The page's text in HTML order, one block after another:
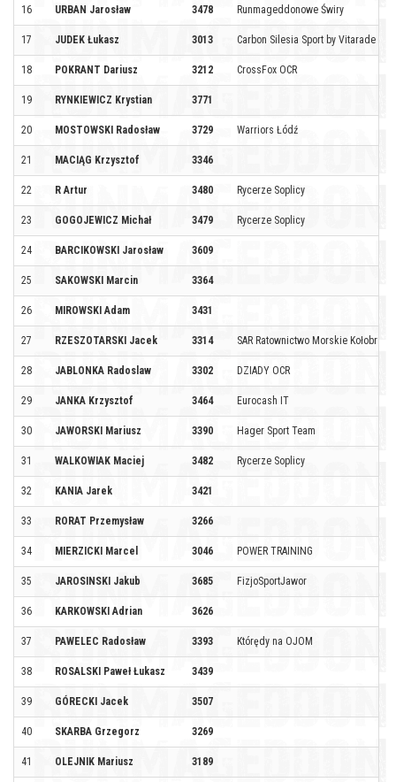
16 URBAN Jarosław 3478 Runmageddonowe Świry
17 JUDEK Łukasz 3013 Carbon Silesia Sport by Vitarade
18 POKRANT Dariusz 3212 CrossFox OCR
19 RYNKIEWICZ Krystian 3771
20 MOSTOWSKI Radosław 3729 Warriors Łódź
21 MACIĄG Krzysztof 3346
22 R Artur 3480 Rycerze Soplicy
23 GOGOJEWICZ Michał 3479 Rycerze Soplicy
24 BARCIKOWSKI Jarosław 3609
25 SAKOWSKI Marcin 3364
26 MIROWSKI Adam 3431
27 RZESZOTARSKI Jacek 3314 SAR Ratownictwo Morskie Kołobrzeg
28 JABLONKA Radoslaw 3302 DZIADY OCR
29 JANKA Krzysztof 3464 Eurocash IT
30 JAWORSKI Mariusz 3390 Hager Sport Team
31 WALKOWIAK Maciej 3482 Rycerze Soplicy
32 KANIA Jarek 3421
33 RORAT Przemysław 3266
34 MIERZICKI Marcel 3046 POWER TRAINING
35 JAROSINSKI Jakub 3685 FizjoSportJawor
36 KARKOWSKI Adrian 3626
37 PAWELEC Radosław 3393 Którędy na OJOM
38 ROSALSKI Paweł Łukasz 3439
39 GÓRECKI Jacek 3507
40 SKARBA Grzegorz 3269
41 OLEJNIK Mariusz 3189